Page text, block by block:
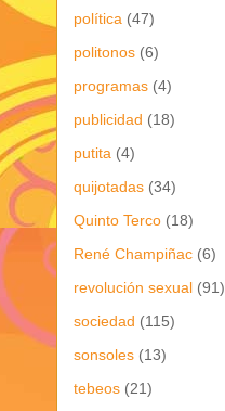
política (47)
politonos (6)
programas (4)
publicidad (18)
putita (4)
quijotadas (34)
Quinto Terco (18)
René Champiñac (6)
revolución sexual (91)
sociedad (115)
sonsoles (13)
tebeos (21)